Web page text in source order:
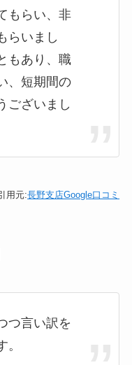
もらい、非
らいまし
もあり、職
、短期間の
ございまし
用元:長野支店Google口コミ
つ言い訳を